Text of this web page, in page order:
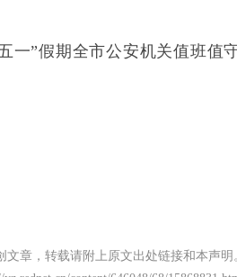
一”假期全市公安机关值班值
文章，转载请附上原文出处链接和本声明